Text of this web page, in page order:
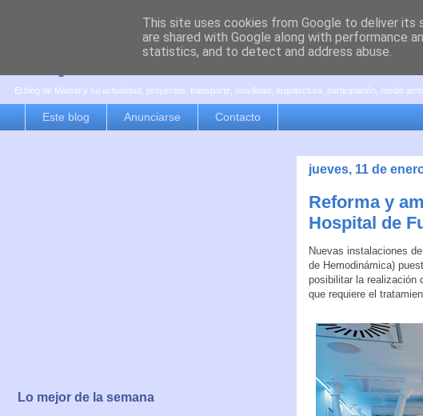
es por madrid
El blog de Madrid y su actualidad, proyectos, transporte, movilidad, arquitectura, participación, medio
Este blog Anunciarse Contacto
jueves, 11 de
Reforma y
Hospital de
Nuevas instalaciones
de Hemodinámica)
posibilitar la realización
que requiere el
Lo mejor de la semana
This site uses cookies from Google to deliver its
are shared with Google along with performance
statistics, and to detect and address abuse.